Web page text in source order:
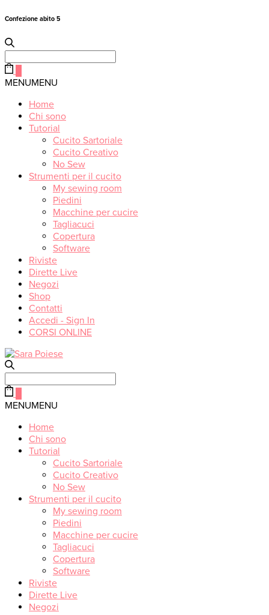
Confezione abito 5
for:
MENUMENU
Home
Chi sono
Tutorial
Cucito Sartoriale
Cucito Creativo
No Sew
Strumenti per il cucito
My sewing room
Piedini
Macchine per cucire
Tagliacuci
Copertura
Software
Riviste
Dirette Live
Negozi
Shop
Contatti
Accedi - Sign In
CORSI ONLINE
for:
MENUMENU
Home
Chi sono
Tutorial
Cucito Sartoriale
Cucito Creativo
No Sew
Strumenti per il cucito
My sewing room
Piedini
Macchine per cucire
Tagliacuci
Copertura
Software
Riviste
Dirette Live
Negozi